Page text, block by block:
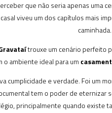
que não seria apenas uma
viveu um dos capítulos mais
caminhada.
trouxe um cenário perfeito
o ambiente ideal para um
cumplicidade e verdade. Foi um
tem o poder de eternizar
principalmente quando existe